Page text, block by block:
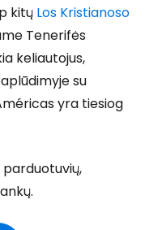
kitų Los Kristianoso
Tenerifės
keliautojus,
su
yra tiesiog